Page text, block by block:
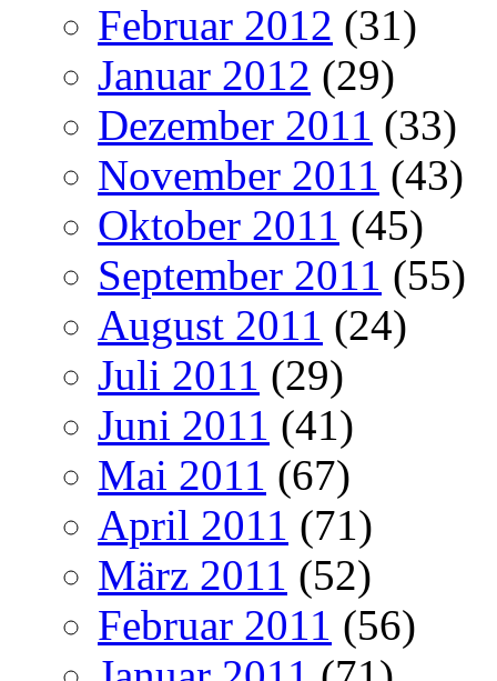
Februar 2012 (31)
Januar 2012 (29)
Dezember 2011 (33)
November 2011 (43)
Oktober 2011 (45)
September 2011 (55)
August 2011 (24)
Juli 2011 (29)
Juni 2011 (41)
Mai 2011 (67)
April 2011 (71)
März 2011 (52)
Februar 2011 (56)